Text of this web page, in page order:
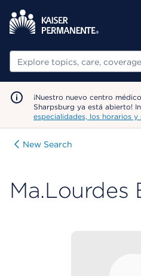
Buscar
¡Nuestro nuevo centro
Sharpsburg ya está abierto!
especialidades, los horarios y
New Search
Ma.Lourdes